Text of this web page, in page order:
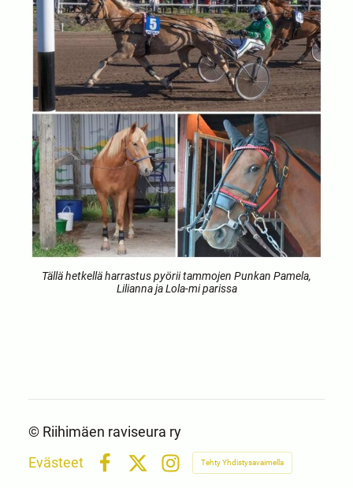
Tällä hetkellä harrastus pyörii tammojen Punkan Pamela,
Lilianna ja Lola-mi parissa
© Riihimäen raviseura ry
Evästeet
Instagram
Tehty Yhdistysavaimella